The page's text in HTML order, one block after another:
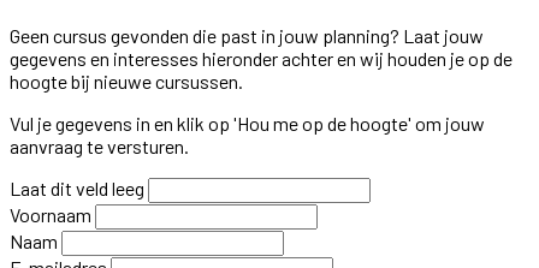
Geen cursus gevonden die past in jouw planning? Laat jouw
gegevens en interesses hieronder achter en wij houden je op de
hoogte bij nieuwe cursussen.
Vul je gegevens in en klik op 'Hou me op de hoogte' om jouw
aanvraag te versturen.
Laat dit veld leeg
Voornaam
Naam